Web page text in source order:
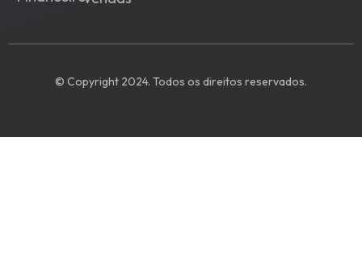
© Copyright 2024. Todos os direitos reservados.